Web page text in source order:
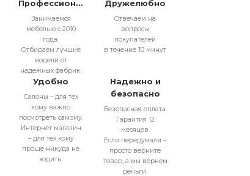
Профессионально
Занимаемся
мебелью с 2010
года.
Отбираем лучшие
модели от
надежных фабрик.
Дружелюбно
Отвечаем на
вопросы
покупателей
в течение 10 минут
Удобно
Салоны – для тех
кому важно
посмотреть самому.
Интернет магазин
– для тех кому
проще никуда не
ходить.
Надежно и
безопасно
Безопасная оплата.
Гарантия 12
месяцев.
Если передумали –
просто верните
товар, а мы вернем
деньги.